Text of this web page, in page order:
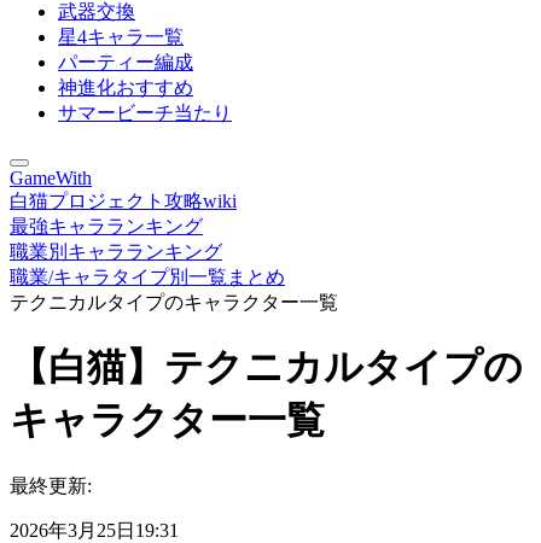
武器交換
星4キャラ一覧
パーティー編成
神進化おすすめ
サマービーチ当たり
GameWith
白猫プロジェクト攻略wiki
最強キャラランキング
職業別キャラランキング
職業/キャラタイプ別一覧まとめ
テクニカルタイプのキャラクター一覧
【白猫】テクニカルタイプの
キャラクター一覧
最終更新:
2026年3月25日19:31